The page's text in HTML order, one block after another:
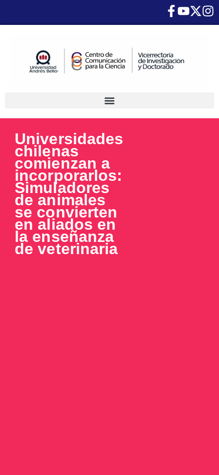
Universidades
chilenas
comienzan a
incorporarlos:
Simuladores
de animales
se convierten
en aliados en
la enseñanza
de veterinaria